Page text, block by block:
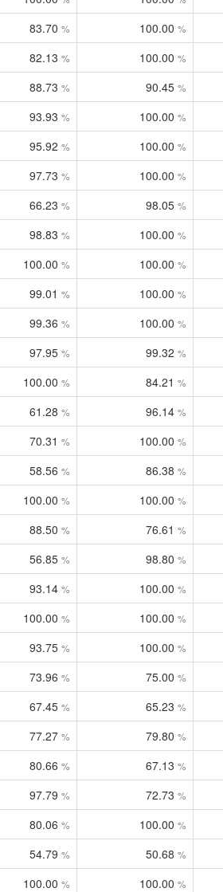
83.70 % 100.00 %
82.13 % 100.00 %
88.73 % 90.45 %
93.93 % 100.00 %
95.92 % 100.00 %
97.73 % 100.00 %
66.23 % 98.05 %
98.83 % 100.00 %
100.00 % 100.00 %
99.01 % 100.00 %
99.36 % 100.00 %
97.95 % 99.32 %
100.00 % 84.21 %
61.28 % 96.14 %
70.31 % 100.00 %
58.56 % 86.38 %
100.00 % 100.00 %
88.50 % 76.61 %
56.85 % 98.80 %
93.14 % 100.00 %
100.00 % 100.00 %
93.75 % 100.00 %
73.96 % 75.00 %
67.45 % 65.23 %
77.27 % 79.80 %
80.66 % 67.13 %
97.79 % 72.73 %
80.06 % 100.00 %
54.79 % 50.68 %
100.00 % 100.00 %